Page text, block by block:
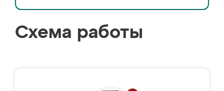
Схема работы